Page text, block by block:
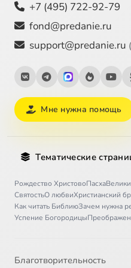
+7 (495) 722-92-79
fond@predanie.ru
support@predanie.ru
Мне нужна помощь
Тематические
Рождество ХристовоПасха
СвятостьО любвиХристианский
Как читать БиблиюЗачем нужна
Успение Богородицы
Благотворительность